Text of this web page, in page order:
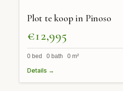
Plot te koop in Pinoso
€12,995
0 bed 0 bath 0 m²
Details →